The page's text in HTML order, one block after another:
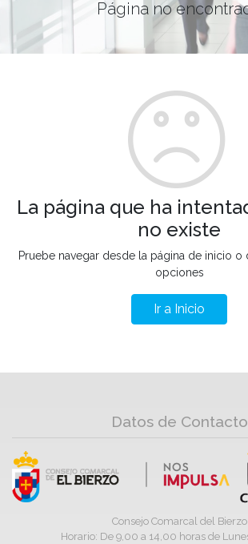
Página no
La página que ha
no existe
Pruebe navegar desde la página de inicio
opciones
Ir a Inicio
Datos de Contacto
Consejo Comarcal del Bierzo
Horario: De 9,00 a 14,00 horas de